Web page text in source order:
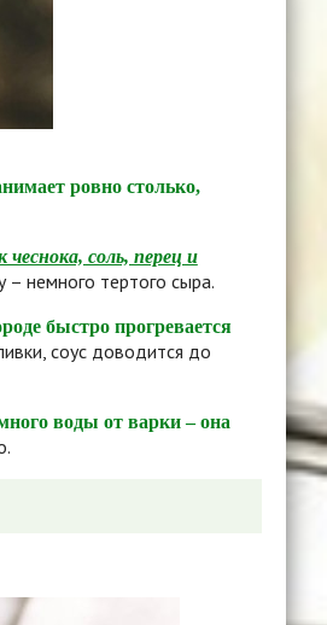
ровно столько,
соль, перец и
немного тертого сыра.
быстро прогревается
соус доводится до
воды от варки – она